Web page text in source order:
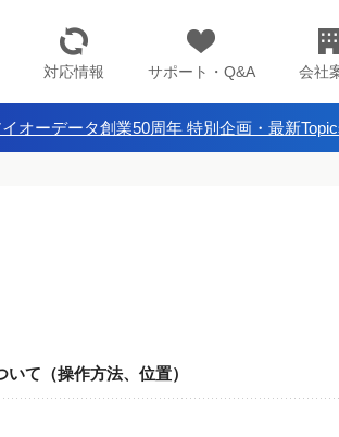
対応情報 サポート・Q&A 会社
オーデータ創業50周年 特別企画・最新
て（操作方法、位置）